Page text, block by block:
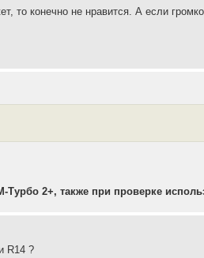
то конечно не нравится. А если
2+, также при проверке
R14 ?